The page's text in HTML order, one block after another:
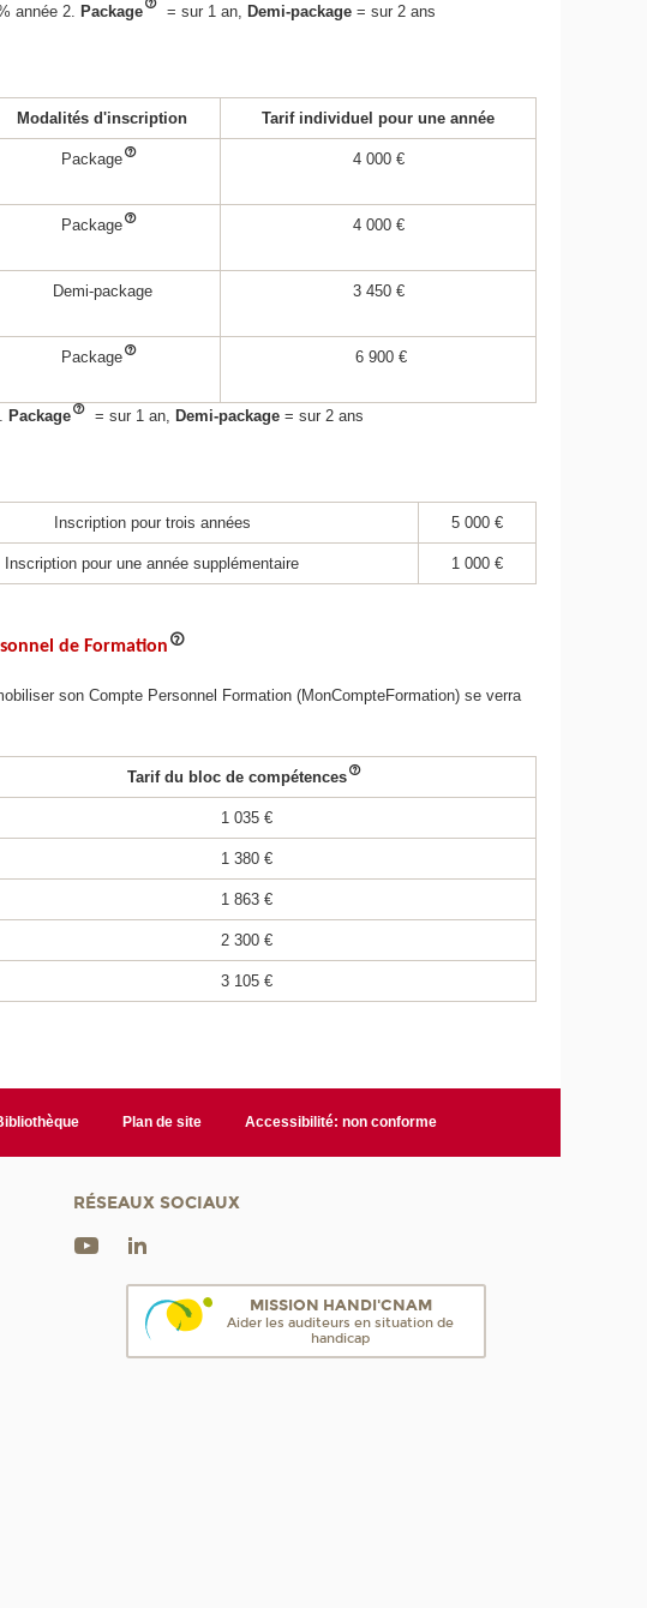
année 2. Package = sur 1 an, Demi-package= sur 2 ans
Modalités d'inscription Tarif individuel pour une année
Package 4 000 €
Package 4 000 €
Demi-package 3 450 €
Package 6 900 €
Package = sur 1 an, Demi-package= sur 2 ans
Inscription pour trois années 5 000 €
Inscription pour une année supplémentaire
1 000 €
de Formation
son Compte Personnel Formation (MonCompteFormation) se verra
Tarif du bloc de compétences
1 035 €
1 380 €
1 863 €
2 300 €
3 105 €
Plan de site Accessibilité: non conforme
RÉSEAUX SOCIAUX
MISSION HANDI'CNAM
Aider les auditeurs en situation de
handicap